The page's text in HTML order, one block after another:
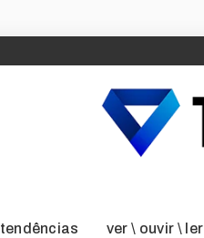
tendências ver \ ouvir \ ler